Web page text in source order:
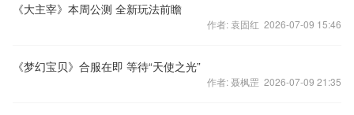
《大主宰》本周公测 全新玩法前瞻
作者: 袁固红 2026-07-09 15:46
《梦幻宝贝》合服在即 等待“天使之光”
作者: 聂枫罡 2026-07-09 21:35